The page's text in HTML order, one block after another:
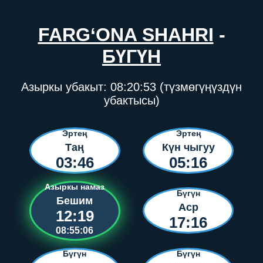
FARG‘ONA SHAHRI -
БҮГҮН
Азыркы убакыт: 08:20:53 (түзмөгүңүздүн
убактысы)
Эртең
Таң
03:46
Эртең
Күн чыгуу
05:16
Азыркы намаз
Бешим
12:19
08:55:06
Бүгүн
Аср
17:16
Бүгүн Бүгүн